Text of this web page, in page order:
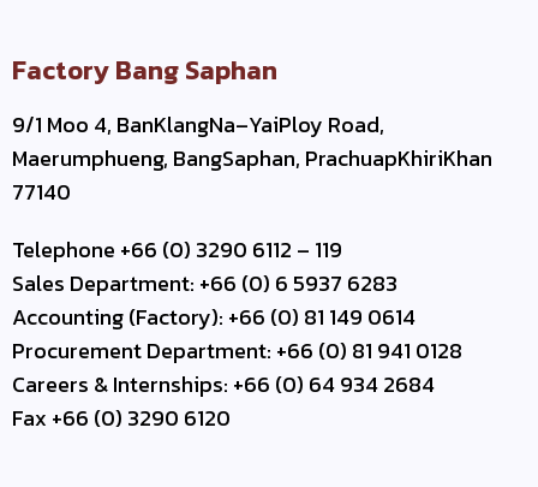
Factory Bang Saphan
9/1 Moo 4, BanKlangNa–YaiPloy Road,
Maerumphueng, BangSaphan, PrachuapKhiriKhan
77140
Telephone +66 (0) 3290 6112 – 119
Sales Department: +66 (0) 6 5937 6283
Accounting (Factory): +66 (0) 81 149 0614
Procurement Department: +66 (0) 81 941 0128
Careers & Internships: +66 (0) 64 934 2684
Fax +66 (0) 3290 6120